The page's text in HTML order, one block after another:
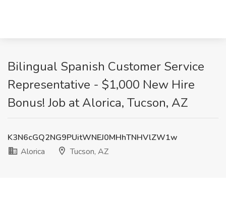
Bilingual Spanish Customer Service
Representative - $1,000 New Hire
Bonus! Job at Alorica, Tucson, AZ
K3N6cGQ2NG9PUitWNEJ0MHhTNHVlZW1w
Alorica
Tucson, AZ